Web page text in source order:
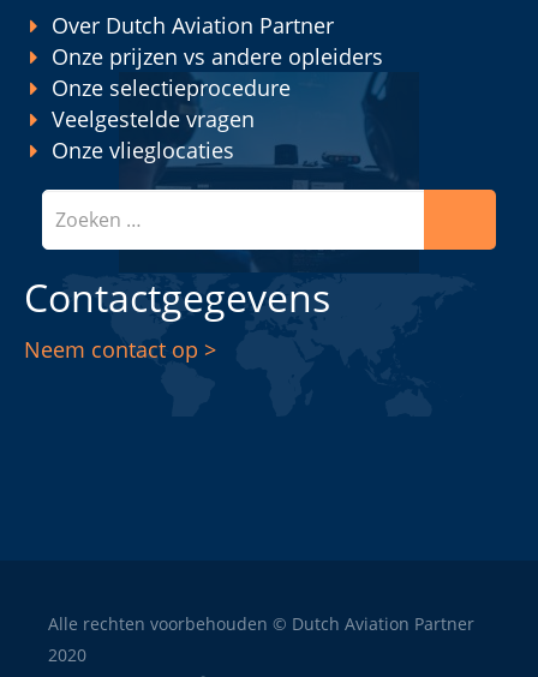
Over Dutch Aviation Partner
Onze prijzen vs andere opleiders
Onze selectieprocedure
Veelgestelde vragen
Onze vlieglocaties
Contactgegevens
Neem contact op >
Alle rechten voorbehouden © Dutch Aviation Partner
2020